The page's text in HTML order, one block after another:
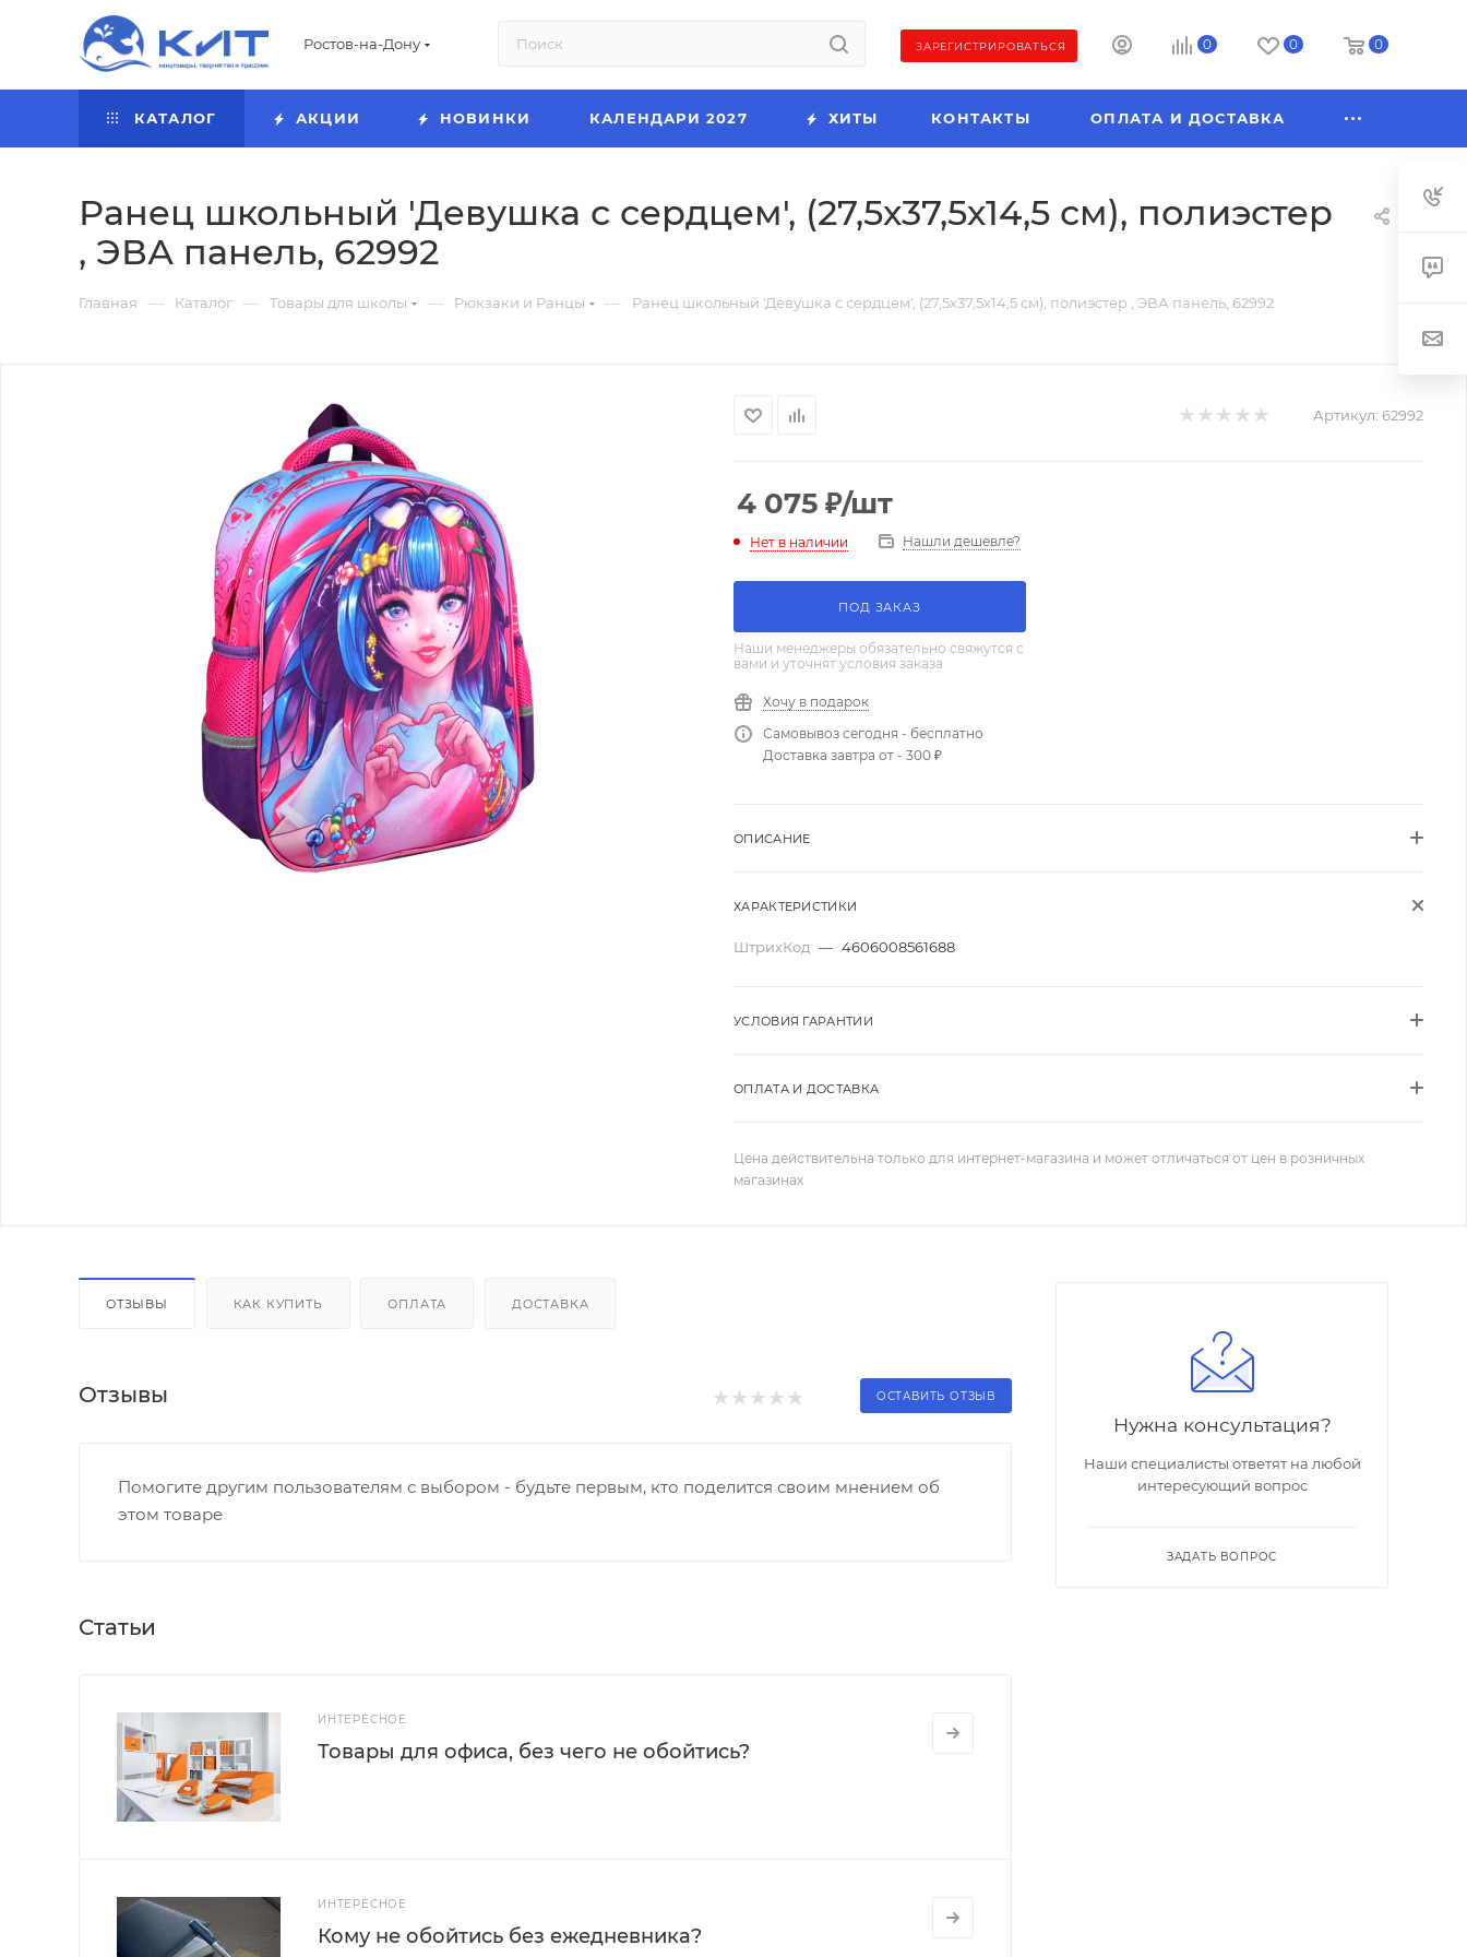
Ростов-на-Дону ЗАРЕГИСТРИРОВАТЬСЯ 0 0 0
КАТАЛОГ АКЦИИ НОВИНКИ КАЛЕНДАРИ 2027 ХИТЫ КОНТАКТЫ ОПЛАТА И ДОСТАВКА
Ранец школьный 'Девушка с сердцем', (27,5х37,5х14,5 см), полиэстер
, ЭВА панель, 62992
Главная — Каталог — Товары для школы — Рюкзаки и Ранцы — Ранец школьный 'Девушка с сердцем', (27,5х37,5х14,5 см), полиэстер , ЭВА панель, 62992
Артикул: 62992
4 075 ₽/шт
Нет в наличии Нашли дешевле?
ПОД ЗАКАЗ
Наши менеджеры обязательно свяжутся с
вами и уточнят условия заказа
Хочу в подарок
Самовывоз сегодня - бесплатно
Доставка завтра от - 300 ₽
ОПИСАНИЕ
ХАРАКТЕРИСТИКИ
ШтрихКод — 4606008561688
УСЛОВИЯ ГАРАНТИИ
ОПЛАТА И ДОСТАВКА
Цена действительна только для интернет-магазина и может отличаться от цен в розничных
магазинах
ОТЗЫВЫ КАК КУПИТЬ ОПЛАТА ДОСТАВКА
Отзывы ОСТАВИТЬ ОТЗЫВ
Помогите другим пользователям с выбором - будьте первым, кто поделится своим мнением об
этом товаре
Статьи
ИНТЕРЕСНОЕ
Товары для офиса, без чего не обойтись?
ИНТЕРЕСНОЕ
Кому не обойтись без ежедневника?
Нужна консультация?
Наши специалисты ответят на любой
интересующий вопрос
ЗАДАТЬ ВОПРОС